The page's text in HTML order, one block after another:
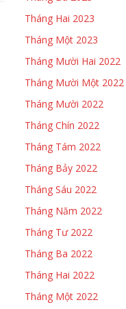
Tháng Hai 2023
Tháng Một 2023
Tháng Mười Hai 2022
Tháng Mười Một 2022
Tháng Mười 2022
Tháng Chín 2022
Tháng Tám 2022
Tháng Bảy 2022
Tháng Sáu 2022
Tháng Năm 2022
Tháng Tư 2022
Tháng Ba 2022
Tháng Hai 2022
Tháng Một 2022